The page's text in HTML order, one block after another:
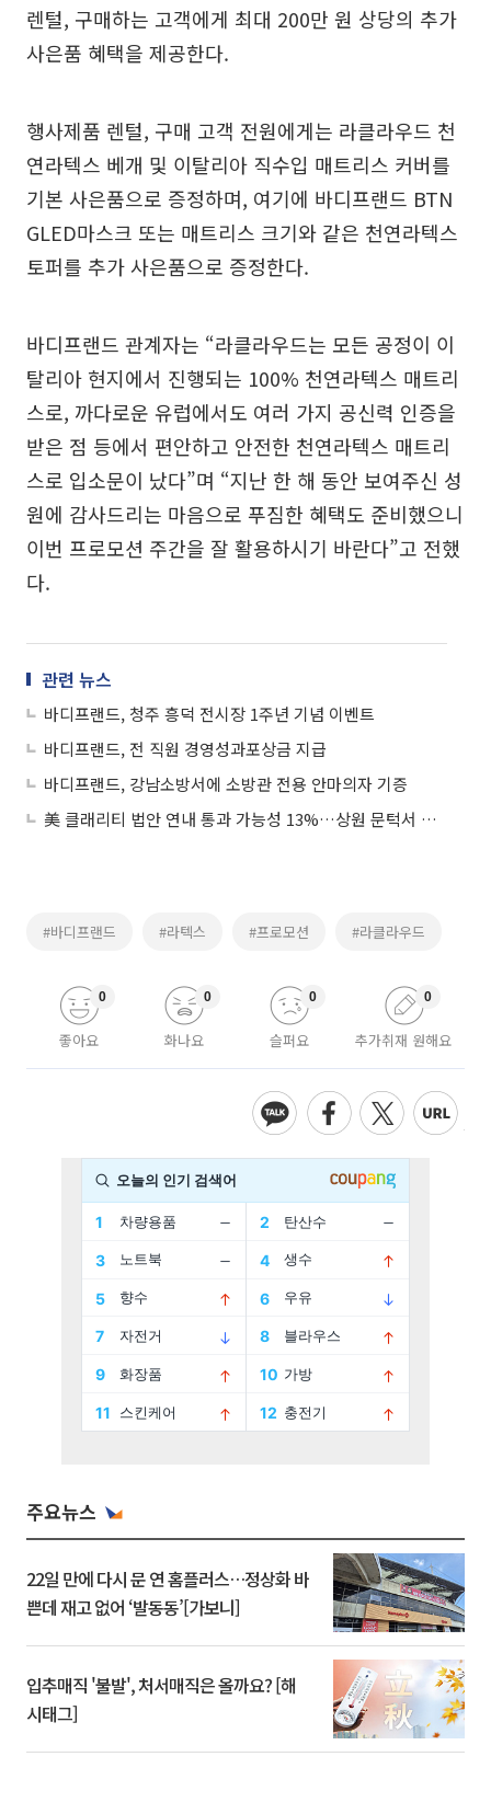
렌털, 구매하는 고객에게 최대 200만 원 상당의 추가
사은품 혜택을 제공한다.
행사제품 렌털, 구매 고객 전원에게는 라클라우드 천
연라텍스 베개 및 이탈리아 직수입 매트리스 커버를
기본 사은품으로 증정하며, 여기에 바디프랜드 BTN
GLED마스크 또는 매트리스 크기와 같은 천연라텍스
토퍼를 추가 사은품으로 증정한다.
바디프랜드 관계자는 “라클라우드는 모든 공정이 이
탈리아 현지에서 진행되는 100% 천연라텍스 매트리
스로, 까다로운 유럽에서도 여러 가지 공신력 인증을
받은 점 등에서 편안하고 안전한 천연라텍스 매트리
스로 입소문이 났다”며 “지난 한 해 동안 보여주신 성
원에 감사드리는 마음으로 푸짐한 혜택도 준비했으니
이번 프로모션 주간을 잘 활용하시기 바란다”고 전했
다.
관련 뉴스
바디프랜드, 청주 흥덕 전시장 1주년 기념 이벤트
바디프랜드, 전 직원 경영성과포상금 지급
바디프랜드, 강남소방서에 소방관 전용 안마의자 기증
美 클래리티 법안 연내 통과 가능성 13%…상원 문턱서 제동
#바디프랜드 #라텍스 #프로모션 #라클라우드
좋아요
0
화나요
0
슬퍼요
0
추가취재 원해요
0
주요뉴스
22일 만에 다시 문 연 홈플러스…정상화 바
쁜데 재고 없어 ‘발동동’[가보니]
입추매직 '불발', 처서매직은 올까요? [해
시태그]